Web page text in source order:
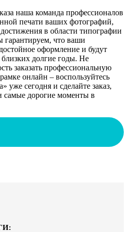
наша команда профессионалов
печати ваших фотографий,
в области типографии
что ваши
оформление и будут
долгие годы. Не
заказать профессиональную
онлайн – воспользуйтесь
уже сегодня и сделайте заказ,
самые дорогие моменты в